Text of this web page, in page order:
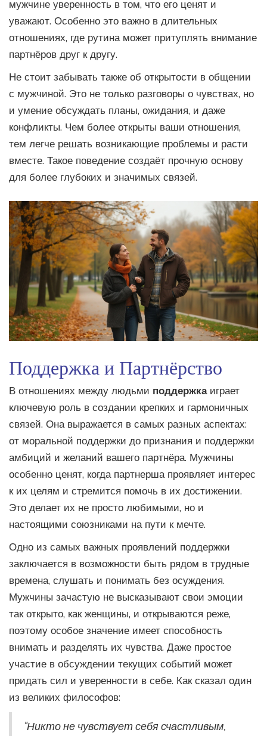
мужчине уверенность в том, что его ценят и
уважают. Особенно это важно в длительных
отношениях, где рутина может притуплять внимание
партнёров друг к другу.
Не стоит забывать также об открытости в общении
с мужчиной. Это не только разговоры о чувствах, но
и умение обсуждать планы, ожидания, и даже
конфликты. Чем более открыты ваши отношения,
тем легче решать возникающие проблемы и расти
вместе. Такое поведение создаёт прочную основу
для более глубоких и значимых связей.
Поддержка и Партнёрство
В отношениях между людьми поддержкаиграет
ключевую роль в создании крепких и гармоничных
связей. Она выражается в самых разных аспектах:
от моральной поддержки до признания и поддержки
амбиций и желаний вашего партнёра. Мужчины
особенно ценят, когда партнерша проявляет интерес
к их целям и стремится помочь в их достижении.
Это делает их не просто любимыми, но и
настоящими союзниками на пути к мечте.
Одно из самых важных проявлений поддержки
заключается в возможности быть рядом в трудные
времена, слушать и понимать без осуждения.
Мужчины зачастую не высказывают свои эмоции
так открыто, как женщины, и открываются реже,
поэтому особое значение имеет способность
внимать и разделять их чувства. Даже простое
участие в обсуждении текущих событий может
придать сил и уверенности в себе. Как сказал один
из великих философов:
"Никто не чувствует себя счастливым,